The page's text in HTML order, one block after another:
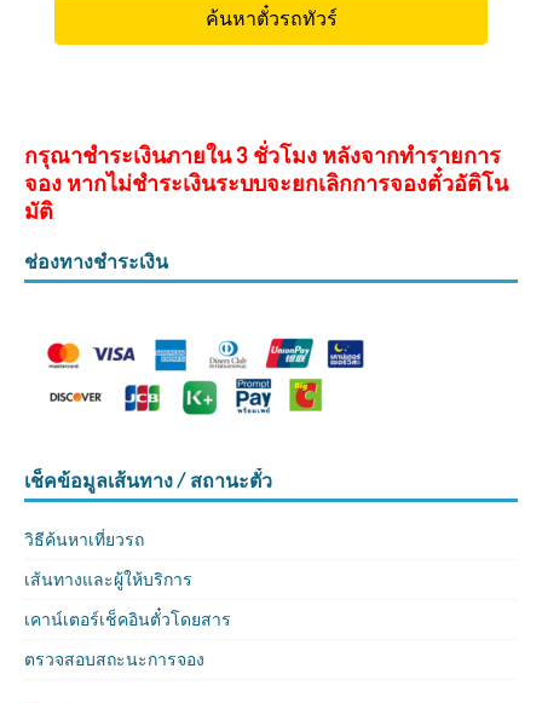
กรุณาชำระเงินภายใน 3 ชั่วโมง หลังจากทำรายการ
จอง หากไม่ชำระเงินระบบจะยกเลิกการจองตั๋วอัติโน
มัติ
ช่องทางชำระเงิน
เช็คข้อมูลเส้นทาง / สถานะตั๋ว
วิธีค้นหาเที่ยวรถ
เส้นทางและผู้ให้บริการ
เคาน์เตอร์เช็คอินตั๋วโดยสาร
ตรวจสอบสถะนะการจอง